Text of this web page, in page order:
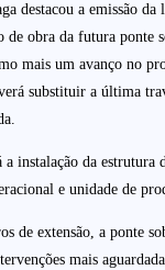
destacou a emissão
de obra da futura ponte
mais um avanço no
substituir a última
instalação da estrutura
e unidade de
de extensão, a ponte
mais